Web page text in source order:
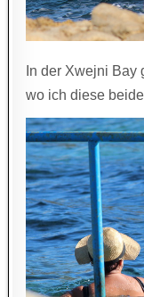
In der Xwejni
wo ich diese